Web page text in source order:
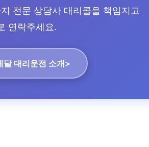
전문 상담사 대리콜을 책임지고
연락주세요.
달 대리운전 소개>